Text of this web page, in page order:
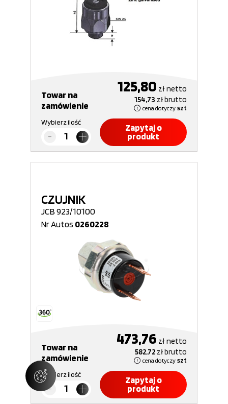
Towar na
zamówienie
125,80 złnetto
154,73 złbrutto
cena dotyczy szt
Wybierz ilość
Zapytaj o
produkt
CZUJNIK
JCB 923/10100
Nr Autos 0260228
Towar na
zamówienie
473,76 złnetto
582,72 złbrutto
cena dotyczy szt
Wybierz ilość
Zapytaj o
produkt